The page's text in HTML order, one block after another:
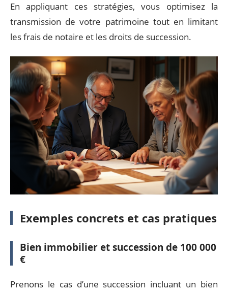
En appliquant ces stratégies, vous optimisez la
transmission de votre patrimoine tout en limitant
les frais de notaire et les droits de succession.
Exemples concrets et cas pratiques
Bien immobilier et succession de 100 000
€
Prenons le cas d’une succession incluant un bien